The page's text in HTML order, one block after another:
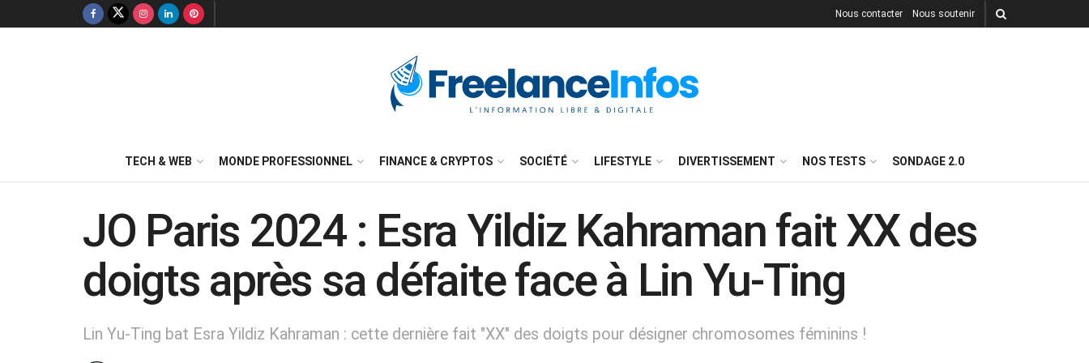
Nous contacter Nous soutenir
TECH & WEB MONDE PROFESSIONNEL FINANCE & CRYPTOS SOCIÉTÉ LIFESTYLE DIVERTISSEMENT NOS TESTS SONDAGE 2.0
JO Paris 2024 : Esra Yildiz Kahraman fait XX des
doigts après sa défaite face à Lin Yu-Ting
Lin Yu-Ting bat Esra Yildiz Kahraman : cette dernière fait "XX" des doigts pour désigner chromosomes féminins !